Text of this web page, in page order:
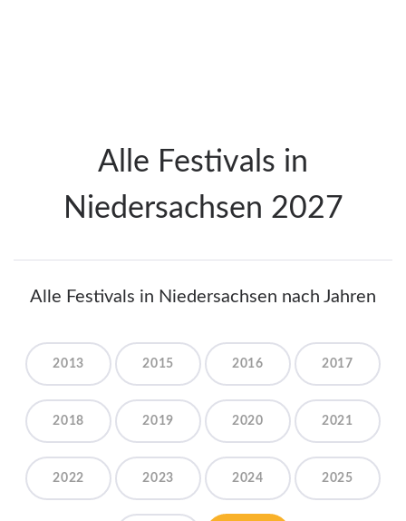
Alle Festivals in
Niedersachsen 2027
Alle Festivals in Niedersachsen nach Jahren
2013 2015 2016 2017
2018 2019 2020 2021
2022 2023 2024 2025